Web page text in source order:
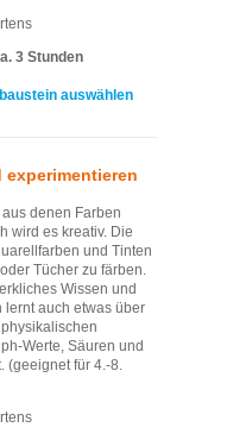
3 Stunden
auswählen
experimentieren
denen Farben
wird es kreativ. Die
und Tinten
Tücher zu färben.
Wissen und
lernt auch etwas über
Werte, Säuren und
(geeignet für 4.-8.